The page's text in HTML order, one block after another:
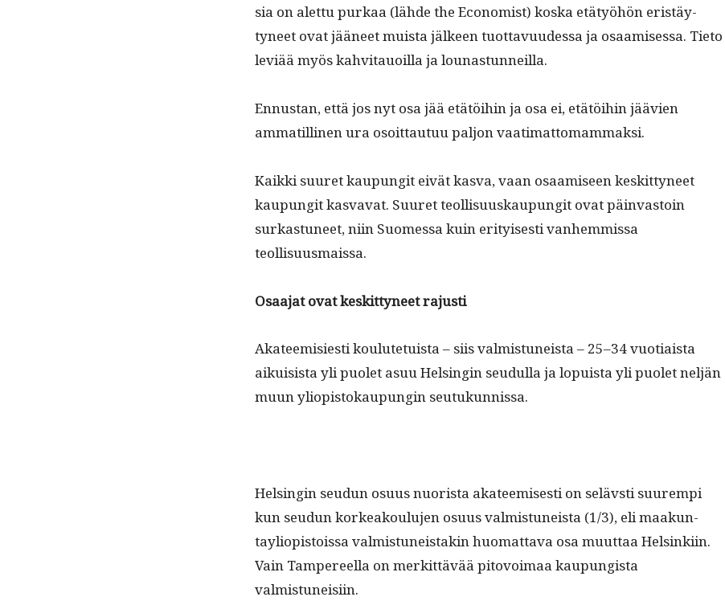
sia on alet­tu purkaa (lähde the Econ­o­mist) kos­ka etä­työhön eristäy­
tyneet ovat jääneet muista jäl­keen tuot­tavu­udessa ja osaamises­sa. Tieto
lev­iää myös kahvi­tauoil­la ja lounastunneilla.
Ennus­tan, että jos nyt osa jää etätöi­hin ja osa ei, etätöi­hin jäävien
ammatill­i­nen ura osoit­tau­tuu paljon vaatimattomammaksi.
Kaik­ki suuret kaupun­git eivät kas­va, vaan osaamiseen keskit­tyneet
kaupun­git kas­va­vat. Suuret teol­lisu­uskaupun­git ovat päin­vas­toin
surkas­tuneet, niin Suomes­sa kuin eri­tyis­es­ti van­hem­mis­sa
teollisuusmaissa.
Osaa­jat ovat keskit­tyneet rajusti
Aka­teemisi­esti koulute­tu­ista – siis valmis­tuneista – 25–34 vuo­ti­aista
aikui­sista yli puo­let asuu Helsin­gin seudul­la ja lopuista yli puo­let neljän
muun yliopis­tokaupun­gin seutukunnissa.
Helsin­gin seudun osu­us nuorista aka­teemis­es­ti on selävsti suurem­pi
kun seudun korkeak­oulu­jen osu­us valmis­tuneista (1/3), eli maakun­
tayliopis­tois­sa valmis­tuneis­takin huo­mat­ta­va osa muut­taa Helsinki­in.
Vain Tam­pereel­la on merkit­tävää pitovoimaa kaupungista
valmistuneisiin.